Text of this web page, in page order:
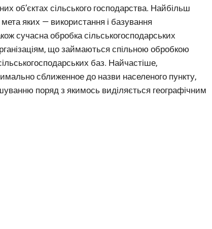
об’єктах сільського господарства. Найбільш
яких — використання і базування
сучасна обробка сільськогосподарських
що займаються спільною обробкою
баз. Найчастіше,
сближенное до назви населеного пункту,
поряд з якимось виділяється географічним